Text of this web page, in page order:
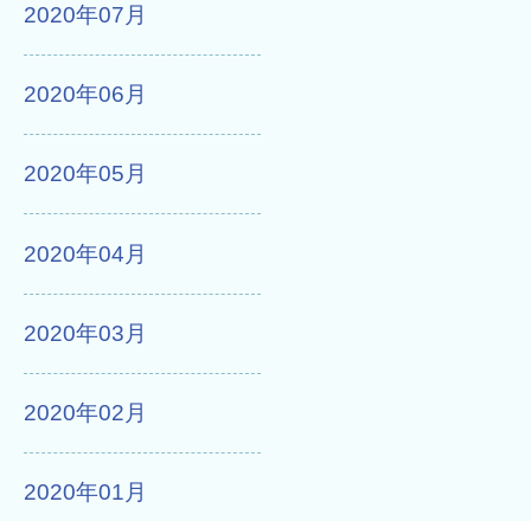
2020年07月
2020年06月
2020年05月
2020年04月
2020年03月
2020年02月
2020年01月